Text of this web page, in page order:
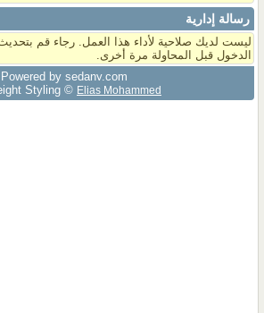
رسالة إدارية
ليست لديك صلاحية لأداء هذا العمل. رجاء قم
الدخول قبل المحاولة مرة أخرى.
Powered by sedany.com
Styling © Elias Mohammed